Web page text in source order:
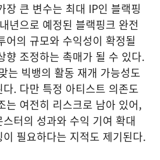
장 큰 변수는 최대 IP인 블랙핑
년으로 예정된 블랙핑크 완전
어의 규모와 수익성이 확정될
향 조정하는 촉매가 될 수 있다.
는 빅뱅의 활동 재개 가능성도
. 다만 특정 아티스트 의존도
는 여전히 리스크로 남아 있어,
터의 성과와 수익 기여 확대
필요하다는 지적도 제기된다.